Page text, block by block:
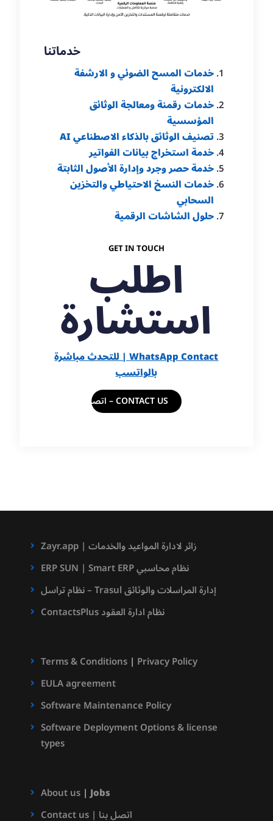
خدماتنا
خدمات المسح الضوئي و الارشفة
الالكترونية
خدمات رقمنة ومعالجة الوثائق
المؤسسية
تصنيف الوثائق بالذكاء الاصطناعي AI
خدمة استخراج بيانات الفواتير
خدمة حصر وجرد وإدارة الأصول الثابتة
خدمات النسخ الاحتياطي والتخزين
السحابي
حلول الشاشات الرقمية
GET IN TOUCH
اطلب
استشارة
WhatsApp Contact | للتحدث مباشرة
بالواتسب
CONTACT US – اتصل بنا
Zayr.app | زائر لادارة المواعيد والخدمات
ERP SUN | Smart ERP نظام محاسبي
نظام تراسل – Trasul إدارة المراسلات والوثائق
ContactsPlus نظام ادارة العقود
Terms & Conditions| Privacy Policy
EULA agreement
Software Maintenance Policy
Software Deployment Options & license
types
About us|Jobs
Contact us | اتصل بنا